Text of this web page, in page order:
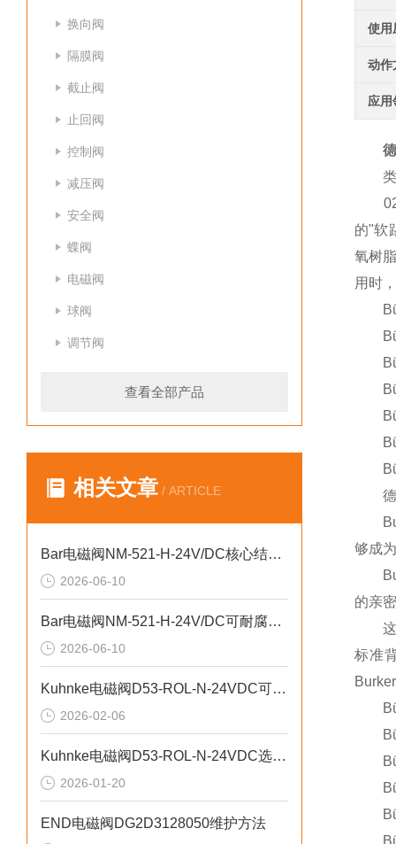
换向阀
隔膜阀
截止阀
止回阀
控制阀
减压阀
安全阀
蝶阀
电磁阀
球阀
调节阀
查看全部产品
相关文章 / ARTICLE
Bar电磁阀NM-521-H-24V/DC核心结构优势
2026-06-10
Bar电磁阀NM-521-H-24V/DC可耐腐蚀性粉尘环境
2026-06-10
Kuhnke电磁阀D53-ROL-N-24VDC可用于高温冶金、油气行业
2026-02-06
Kuhnke电磁阀D53-ROL-N-24VDC选型核心原则
2026-01-20
END电磁阀DG2D3128050维护方法
使用
动作
应用
类
的"软
氧树
用时
德
够成
的亲
这种
标准